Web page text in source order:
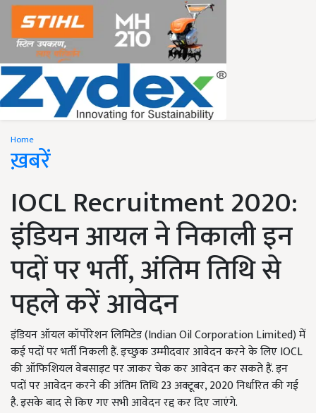
Home
ख़बरें
IOCL Recruitment 2020:
इंडियन आयल ने निकाली इन
पदों पर भर्ती, अंतिम तिथि से
पहले करें आवेदन
इंडियन ऑयल कॉर्पोरेशन लिमिटेड (Indian Oil Corporation Limited) में
कई पदों पर भर्ती निकली हैं. इच्छुक उम्मीदवार आवेदन करने के लिए IOCL
की ऑफिशियल वेबसाइट पर जाकर चेक कर आवेदन कर सकते हैं. इन
पदों पर आवेदन करने की अंतिम तिथि 23 अक्टूबर, 2020 निर्धारित की गई
है. इसके बाद से किए गए सभी आवेदन रद्द कर दिए जाएंगे.